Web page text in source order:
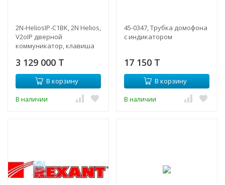
2N-HeliosIP-C1BK, 2N Helios,
V2oIP дверной
коммуникатор, клавиша
клавиатура, камера
3 129 000 T
В корзину
В наличии
45-0347, Трубка домофона
с индикатором
17 150 T
В корзину
В наличии